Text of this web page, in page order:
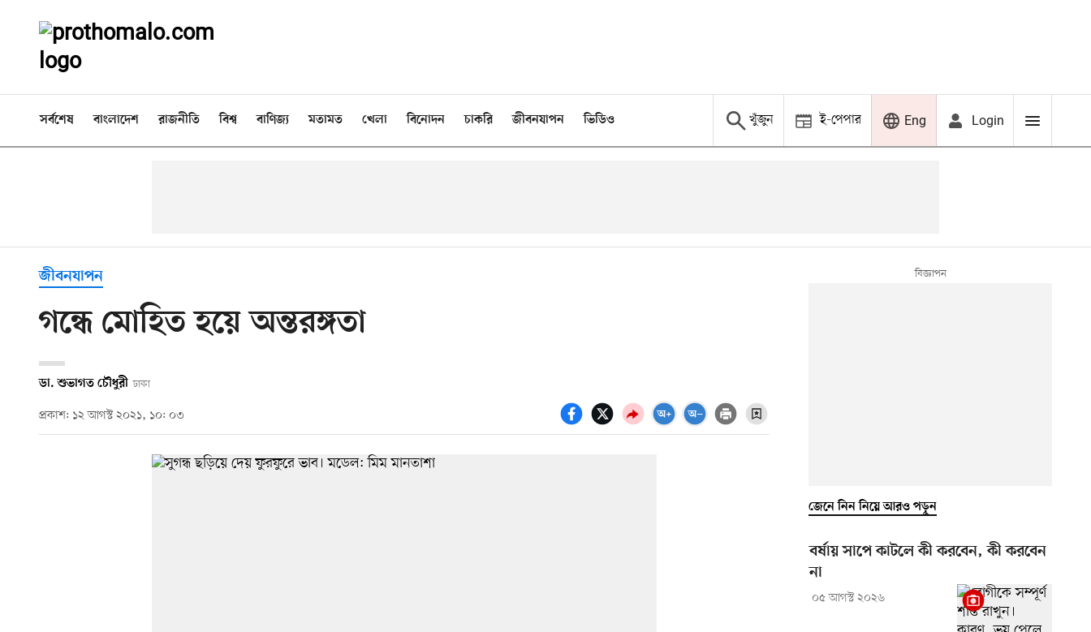
সর্বশেষ বাংলাদেশ রাজনীতি বিশ্ব বাণিজ্য মতামত খেলা বিনোদন চাকরি জীবনযাপন ভিডিও খুঁজুন ই-পেপার Eng Login
জীবনযাপন
গন্ধে মোহিত হয়ে অন্তরঙ্গতা
ডা. শুভাগত চৌধুরী ঢাকা
প্রকাশ: ১২ আগস্ট ২০২১, ১০: ০৩
জেনে নিন নিয়ে আরও পড়ুন
বর্ষায় সাপে কাটলে কী করবেন, কী করবেন
না
০৫ আগস্ট ২০২৬